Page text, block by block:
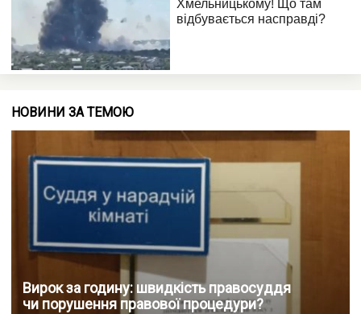
НОВИНИ ЗА ТЕМОЮ
Вирок за годину: швидкість правосуддя
чи порушення правової процедури?